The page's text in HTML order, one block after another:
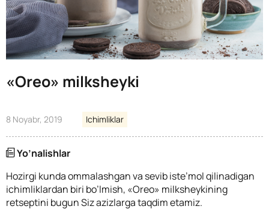
«Oreo» milksheyki
8 Noyabr, 2019 Ichimliklar
Yo’nalishlar
Hozirgi kunda ommalashgan va sevib iste’mol qilinadigan
ichimliklardan biri bo’lmish, «Oreo» milksheykining
retseptini bugun Siz azizlarga taqdim etamiz.